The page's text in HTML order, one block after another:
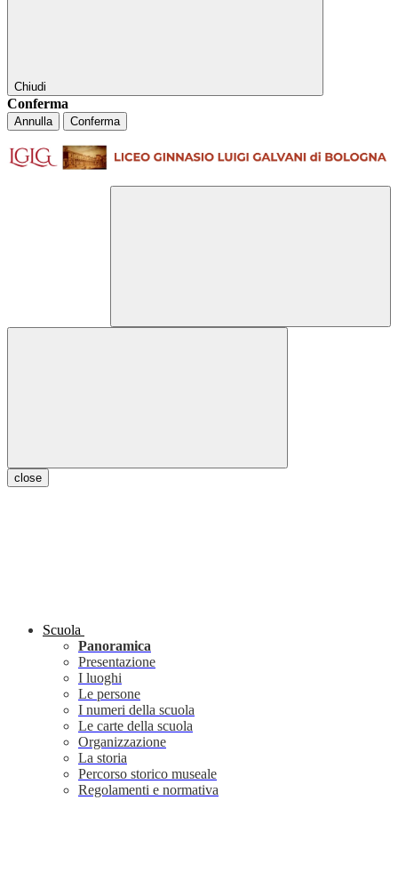
Chiudi
Conferma
Annulla Conferma
close
Scuola
Panoramica
Presentazione
I luoghi
Le persone
I numeri della scuola
Le carte della scuola
Organizzazione
La storia
Percorso storico museale
Regolamenti e normativa